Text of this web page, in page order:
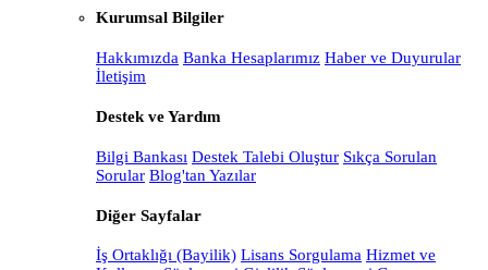
Kurumsal Bilgiler
Hakkımızda Banka Hesaplarımız Haber ve Duyurular
İletişim
Destek ve Yardım
Bilgi Bankası Destek Talebi Oluştur Sıkça Sorulan
Sorular Blog'tan Yazılar
Diğer Sayfalar
İş Ortaklığı (Bayilik) Lisans Sorgulama Hizmet ve